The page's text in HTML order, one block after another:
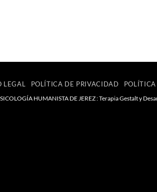
LEGAL POLÍTICA DE PRIVACIDAD POLÍTICA
HUMANISTA DE JEREZ : Terapia Gestalt y